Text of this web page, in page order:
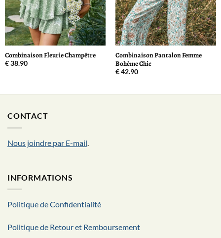
Combinaison Fleurie Champêtre
€38.90
Combinaison Pantalon Femme
Bohème Chic
€42.90
CONTACT
Nous joindre par E-mail.
INFORMATIONS
Politique de Confidentialité
Politique de Retour et Remboursement